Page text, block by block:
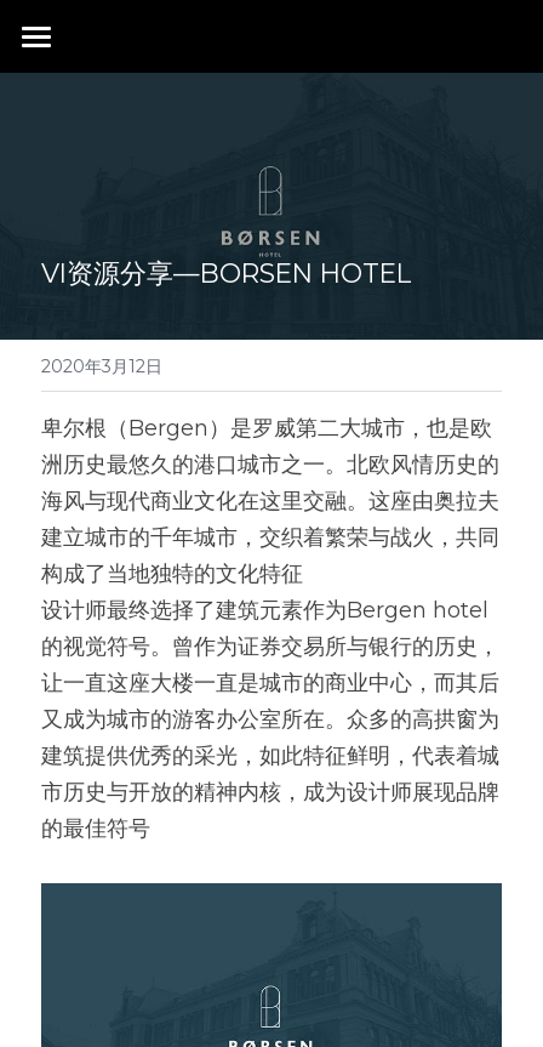
首页
VI资源分享—BORSEN HOTEL
2020年3月12日
卑尔根（Bergen）是罗威第二大城市，也是欧
洲历史最悠久的港口城市之一。北欧风情历史的
海风与现代商业文化在这里交融。这座由奥拉夫
建立城市的千年城市，交织着繁荣与战火，共同
构成了当地独特的文化特征
设计师最终选择了建筑元素作为Bergen hotel
的视觉符号。曾作为证券交易所与银行的历史，
让一直这座大楼一直是城市的商业中心，而其后
又成为城市的游客办公室所在。众多的高拱窗为
建筑提供优秀的采光，如此特征鲜明，代表着城
市历史与开放的精神内核，成为设计师展现品牌
的最佳符号